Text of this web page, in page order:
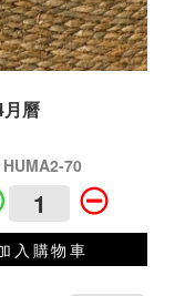
曆
HUMA2-70
入購物車